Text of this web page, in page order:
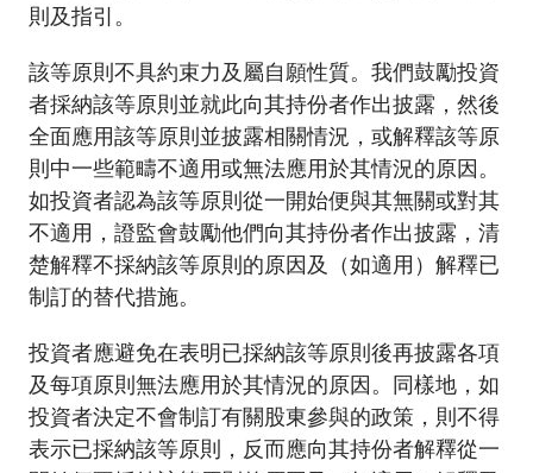
資料庫
新聞稿及公布
加入本會
則及指引。
該等原則不具約束力及屬自願性質。我們鼓勵投資
者採納該等原則並就此向其持份者作出披露，然後
全面應用該等原則並披露相關情況，或解釋該等原
則中一些範疇不適用或無法應用於其情況的原因。
如投資者認為該等原則從一開始便與其無關或對其
不適用，證監會鼓勵他們向其持份者作出披露，清
楚解釋不採納該等原則的原因及（如適用）解釋已
制訂的替代措施。
投資者應避免在表明已採納該等原則後再披露各項
及每項原則無法應用於其情況的原因。同樣地，如
投資者決定不會制訂有關股東參與的政策，則不得
表示已採納該等原則，反而應向其持份者解釋從一